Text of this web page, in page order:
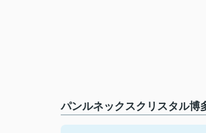
パンルネックスクリスタル博